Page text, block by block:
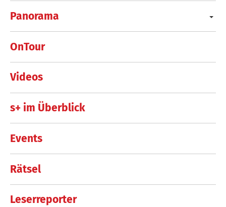
Panorama
OnTour
Videos
s+ im Überblick
Events
Rätsel
Leserreporter